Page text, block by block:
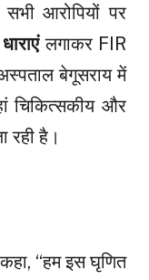
सभी आरोपियों पर
लगाकर FIR
बेगूसराय में
चिकित्सकीय और
रही है।
“हम इस घृणित